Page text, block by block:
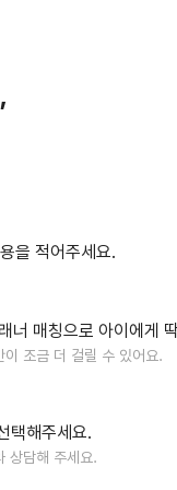
을 적어주세요.
너 매칭으로 아이에게
조금 더 걸릴 수 있어요.
택해주세요.
상담해 주세요.